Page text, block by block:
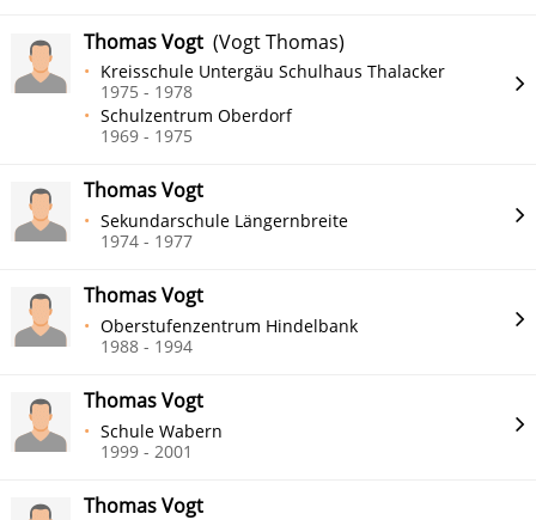
Thomas Vogt (Vogt Thomas)
Kreisschule Untergäu Schulhaus Thalacker
1975 - 1978
Schulzentrum Oberdorf
1969 - 1975
Thomas Vogt
Sekundarschule Längernbreite
1974 - 1977
Thomas Vogt
Oberstufenzentrum Hindelbank
1988 - 1994
Thomas Vogt
Schule Wabern
1999 - 2001
Thomas Vogt